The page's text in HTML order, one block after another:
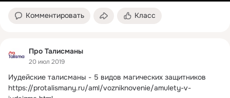
Комментировать Класс
Про Талисманы
20 июл 2019
Иудейские талисманы - 5 видов магических защитников
https://protalismany.ru/aml/vozniknovenie/amulety-v-